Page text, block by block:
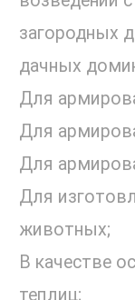
загородных
дачных
Для
Для
Для
Для
животных;
В качестве
теплиц;